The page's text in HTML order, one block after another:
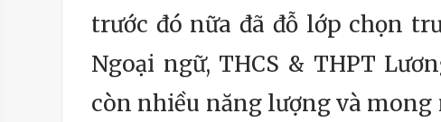
trước đó nữa đã đỗ lớp chọn
Ngoại ngữ, THCS & THPT
còn nhiều năng lượng và mong